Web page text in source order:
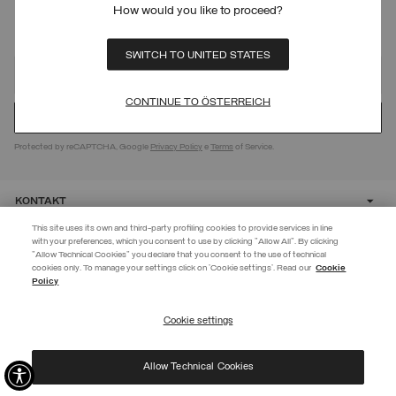
EXTRA 10%
Erstellen Sie jetzt Ihr Konto und abonnieren Sie den Newsletter, um
Datenschutzerklärung
gelesen und stimme der Verarbeitung meiner Daten
zu den dort genannten Zwecken zu.
How would you like to proceed?
SWITCH TO UNITED STATES
CONTINUE TO ÖSTERREICH
MELDEN SIE SICH FÜR UNSEREN
Protected by reCAPTCHA, Google Privacy Policy eTerms of Service.
KONTAKT
CUSTOMER CARE
© 2026 Manifattura Mario Colombo & C. Spa
This site uses its own and third-party profiling cookies to provide services in line
with your preferences, which you consent to use by clicking "Allow All". By clicking
"Allow Technical Cookies" you declare that you consent to the use of technical
cookies only. To manage your settings click on 'Cookie settings'. Read our Cookie
Policy
Cookie settings
Allow Technical Cookies